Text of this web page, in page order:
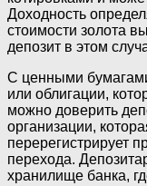
Доходность
стоимости золота
депозит в этом
С ценными
или облигации,
можно доверить
организации,
перерегистрирует
перехода.
хранилище банка,